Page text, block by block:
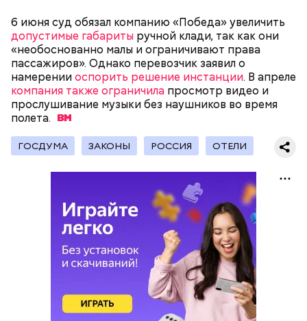
6 июня суд обязал компанию «Победа» увеличить
допустимые габариты ручной клади, так как они
«необоснованно малы и ограничивают права
пассажиров». Однако перевозчик заявил о
намеренииоспорить решение инстанции. В апреле
компания также ограничила просмотр видео и
прослушивание музыки без наушников во время
полета.
ГОСДУМА ЗАКОНЫ РОССИЯ ОТЕЛИ
В Международный день холостяка все мужчины
без пары видятся со своими друзьями, устраивают
вечеринки, играют в видеоигры и проводят время,
наслаждаясь свободой и независимостью, пока
это возможно, ведь может быть и так, что через год
они уже не будут холостяками.
Ингредиенты:
Терапевт Кондрахин назвал
продукты и напитки, которые
выводят токсины из организма
Ранние плоды, по словам врача, лучше не есть:
Чистит сосуды и защищает от
рака: чем полезен кресс-салат